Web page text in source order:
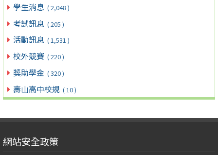
學生消息 ( 2,048 )
考試訊息 ( 205 )
活動訊息 ( 1,531 )
校外競賽 ( 220 )
獎助學金 ( 320 )
壽山高中校規 ( 10 )
網站安全政策